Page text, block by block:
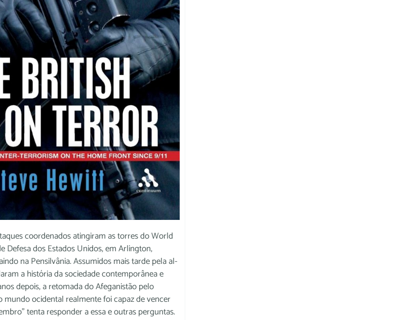
coordenados atingiram as torres do World
Defesa dos Estados Unidos, em Arlington,
na Pensilvânia. Assumidos mais tarde pela al-
a história da sociedade contemporânea e
depois, a retomada do Afeganistão pelo
ocidental realmente foi capaz de vencer
tenta responder a essa e outras perguntas.